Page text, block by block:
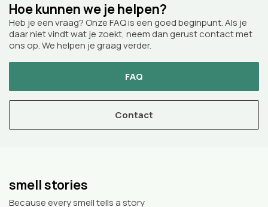
Hoe kunnen we je helpen?
Heb je een vraag? Onze FAQ is een goed beginpunt. Als je
daar niet vindt wat je zoekt, neem dan gerust contact met
ons op. We helpen je graag verder.
FAQ
Contact
smell stories
Because every smell tells a story